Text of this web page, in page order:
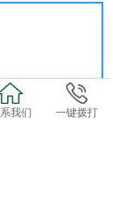
我们 一键拨打